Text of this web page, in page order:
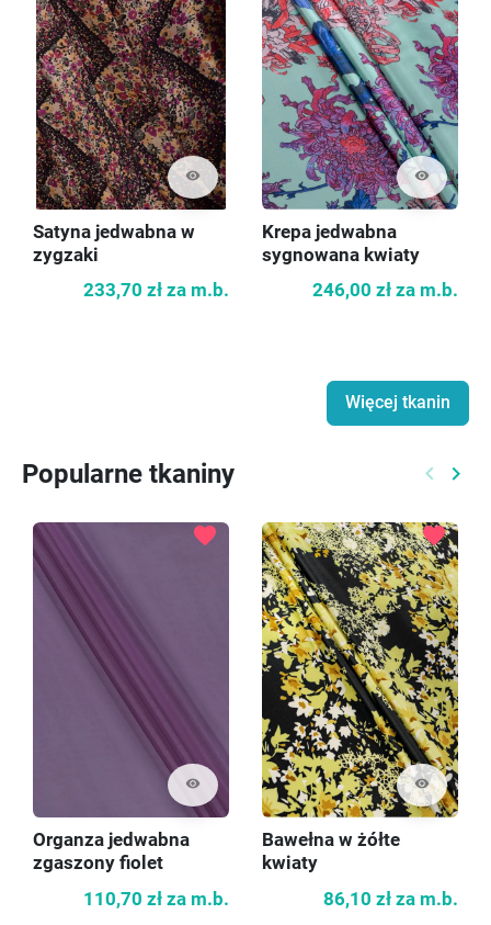
visibility
Satyna jedwabna w
zygzaki
233,70 zł za m.b.
visibility
Krepa jedwabna
sygnowana kwiaty
246,00 zł za m.b.
Więcej tkanin
Popularne tkaniny keyboard_arrow_left keyboard_arrow_right
visibility
favorite
Organza jedwabna
zgaszony fiolet
110,70 zł za m.b.
visibility
favorite
Bawełna w żółte
kwiaty
86,10 zł za m.b.